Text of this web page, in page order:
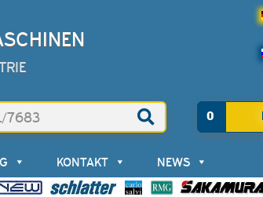
0
KONTAKT NEWS